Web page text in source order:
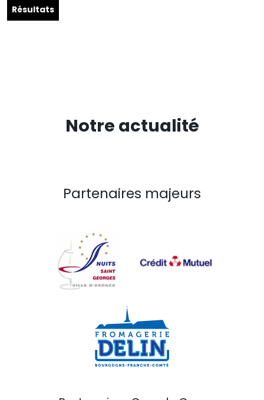
Résultats
Notre actualité
Partenaires majeurs